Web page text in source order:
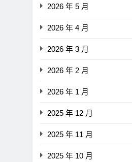
2026 年 5 月
2026 年 4 月
2026 年 3 月
2026 年 2 月
2026 年 1 月
2025 年 12 月
2025 年 11 月
2025 年 10 月
最新資訊
法案60票門檻仍差關
民主黨七參議員聯合